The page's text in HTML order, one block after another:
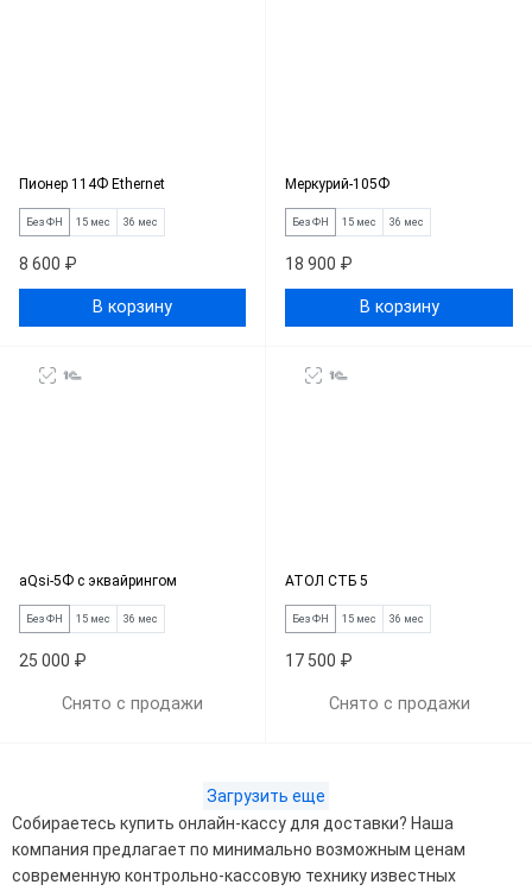
Пионер 114Ф Ethernet
Без ФН 15 мес 36 мес
8 600 ₽
В корзину
Меркурий-105Ф
Без ФН 15 мес 36 мес
18 900 ₽
В корзину
aQsi-5Ф с эквайрингом
Без ФН 15 мес 36 мес
25 000 ₽
Снято с продажи
АТОЛ СТБ 5
Без ФН 15 мес 36 мес
17 500 ₽
Снято с продажи
Загрузить еще
Собираетесь купить онлайн-кассу для доставки? Наша
компания предлагает по минимально возможным ценам
современную контрольно-кассовую технику известных